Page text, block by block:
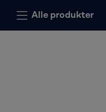
Alle produkter